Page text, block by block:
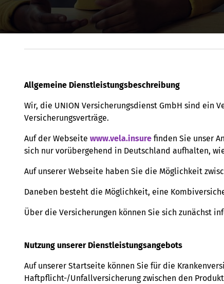
Allgemeine Dienstleistungsbeschreibung
Wir, die UNION Versicherungsdienst GmbH sind
Versicherungsverträge.
Auf der Webseite www.vela.insure finden Sie unser
sich nur vorübergehend in Deutschland aufhalten,
Auf unserer Webseite haben Sie die Möglichkeit
Daneben besteht die Möglichkeit, eine
Über die Versicherungen können Sie sich zunächst
Nutzung unserer Dienstleistungsangebots
Auf unserer Startseite können Sie für die
Haftpflicht-/Unfallversicherung zwischen den